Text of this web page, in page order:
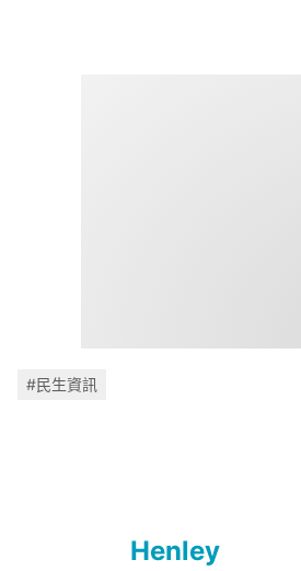
#民生資訊
Henley